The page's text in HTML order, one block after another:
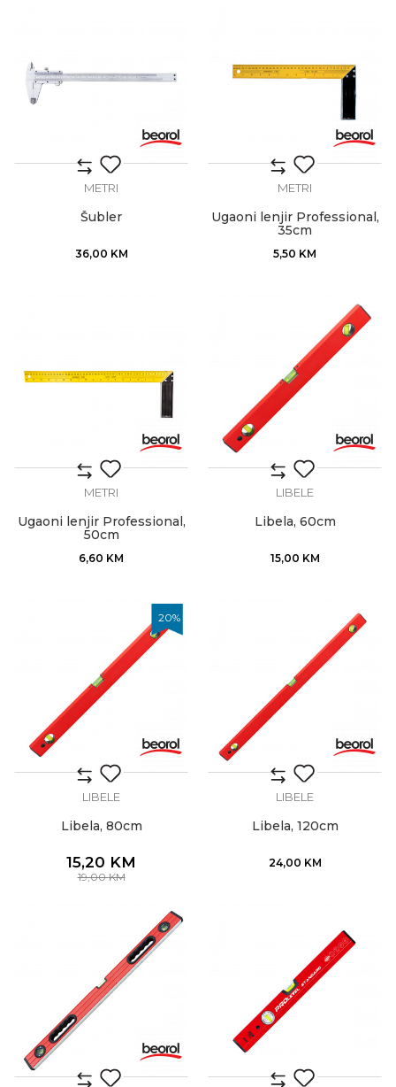
METRI
Šubler
36,00 KM
METRI
Ugaoni lenjir Professional,
35cm
5,50 KM
METRI
Ugaoni lenjir Professional,
50cm
6,60 KM
LIBELE
Libela, 60cm
15,00 KM
20%
LIBELE
Libela, 80cm
15,20 KM
19,00KM
LIBELE
Libela, 120cm
24,00 KM